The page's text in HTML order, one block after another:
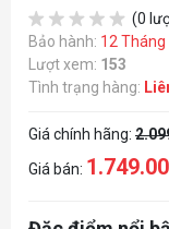
(0
Bảo hành: 12 Tháng
Lượt xem: 153
Tình trạng hàng:
Giá chính hãng:
Giá bán: